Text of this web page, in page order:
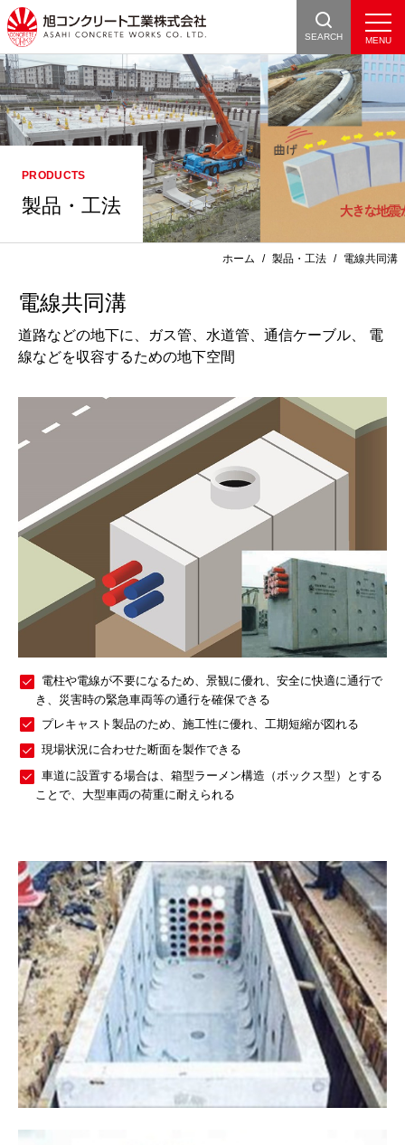
SEARCH
製品・工法
ホーム 製品・工法 電線共同溝
電線共同溝
道路などの地下に、ガス管、⽔道管、通信ケーブル、 電
線などを収容するための地下空間
電柱や電線が不要になるため、景観に優れ、安全に快適に通⾏で
き、災害時の緊急⾞両等の通⾏を確保できる
プレキャスト製品のため、施⼯性に優れ、⼯期短縮が図れる
現場状況に合わせた断⾯を製作できる
⾞道に設置する場合は、箱型ラーメン構造（ボックス型）とする
ことで、⼤型⾞両の荷重に耐えられる